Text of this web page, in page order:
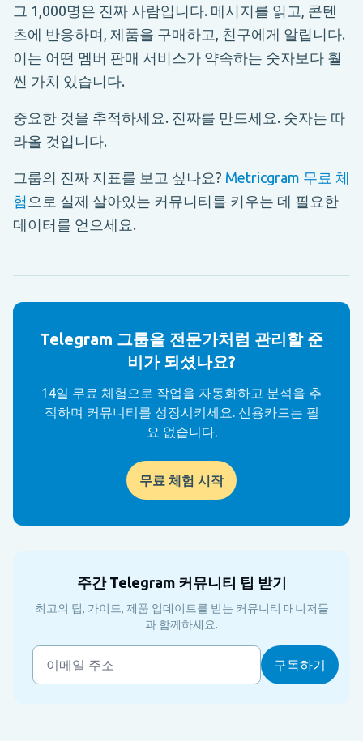
그 1,000명은 진짜 사람입니다. 메시지를 읽고, 콘텐
츠에 반응하며, 제품을 구매하고, 친구에게 알립니다.
이는 어떤 멤버 판매 서비스가 약속하는 숫자보다 훨
씬 가치 있습니다.
중요한 것을 추적하세요. 진짜를 만드세요. 숫자는 따
라올 것입니다.
그룹의 진짜 지표를 보고 싶나요? Metricgram 무료 체
험 으로 실제 살아있는 커뮤니티를 키우는 데 필요한
데이터를 얻으세요.
Telegram 그룹을 전문가처럼 관리할 준
비가 되셨나요?
14일 무료 체험으로 작업을 자동화하고 분석을 추
적하며 커뮤니티를 성장시키세요. 신용카드는 필
요 없습니다.
무료 체험 시작
주간 Telegram 커뮤니티 팁 받기
최고의 팁, 가이드, 제품 업데이트를 받는 커뮤니티 매니저들
과 함께하세요.